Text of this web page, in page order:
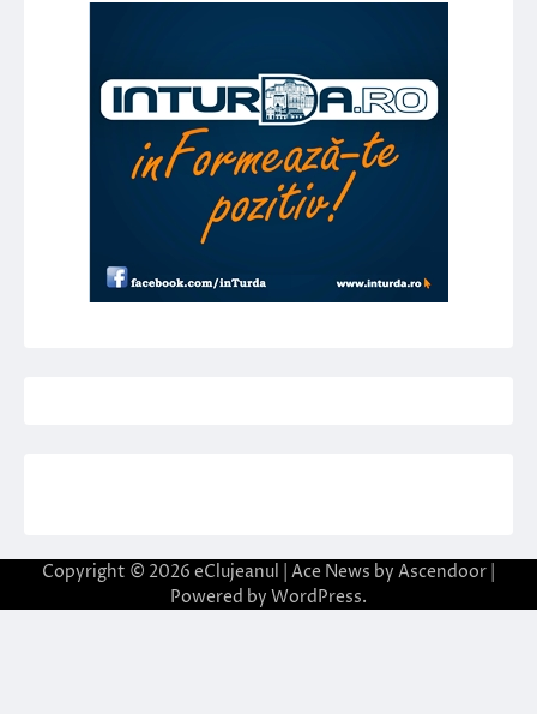
Copyright © 2026 eClujeanul | Ace News by Ascendoor
Powered by WordPress.